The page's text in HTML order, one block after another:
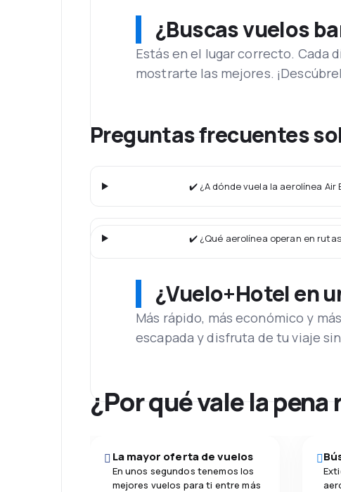
¿Buscas vuelos
Estás en el lugar correcto. Cada
mostrarte las mejores.
Preguntas frecuentes
✔️ ¿A dónde vuela la aerolínea Air
✔️ ¿Qué aerolínea operan en
¿Vuelo+Hotel en
Más rápido, más económico y
escapada y disfruta de tu viaje
¿Por qué vale la
La mayor oferta de vuelos
En unos segundos tenemos los
mejores vuelos para ti entre más